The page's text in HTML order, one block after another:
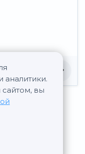
аналитики.
сайтом, вы